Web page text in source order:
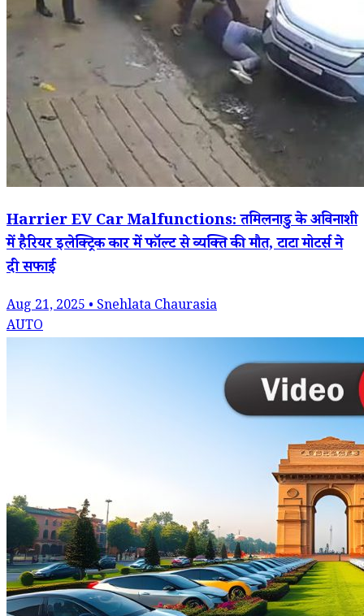
Harrier EV Car Malfunctions: तमिलनाडु के अविनाशी
में हैरियर इलेक्ट्रिक कार में फॉल्ट से व्यक्ति की मौत, टाटा मोटर्स ने
दी सफाई
Aug 21, 2025 • Snehlata Chaurasia
AUTO